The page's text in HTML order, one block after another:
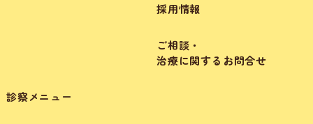
診察メニュー
採用情報
ご相談・
治療に関するお問合せ